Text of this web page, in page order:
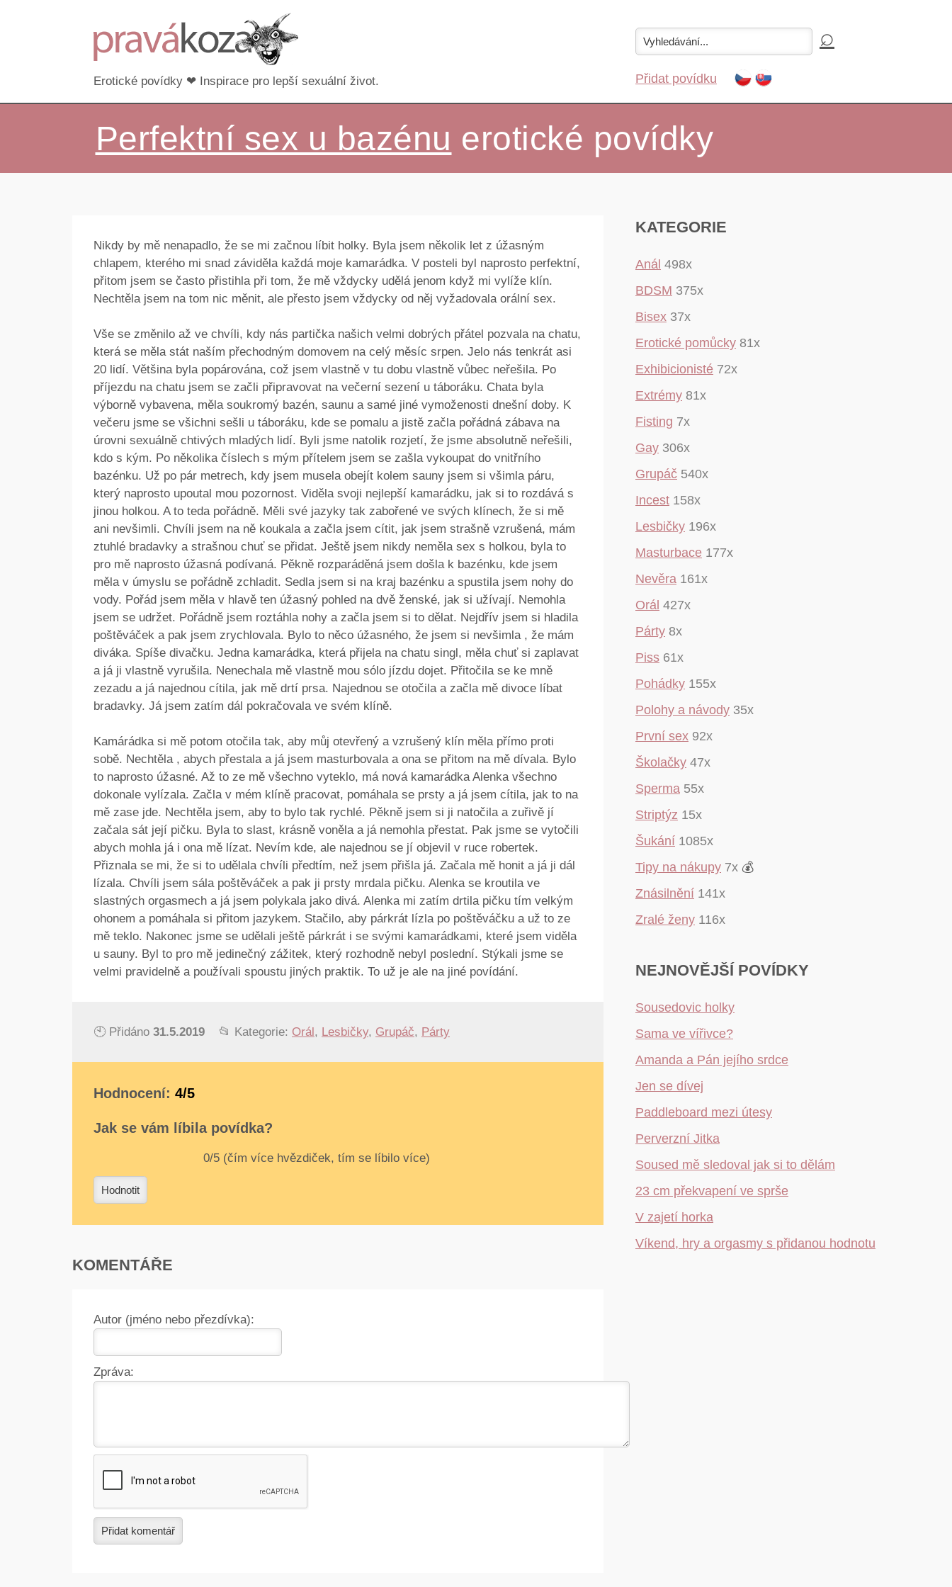
Erotické povídky ❤ Inspirace pro lepší sexuální život. Přidat povídku
Perfektní sex u bazénu erotické povídky
Nikdy by mě nenapadlo, že se mi začnou líbit holky. Byla jsem několik let z úžasným
chlapem, kterého mi snad záviděla každá moje kamarádka. V posteli byl naprosto perfektní,
přitom jsem se často přistihla při tom, že mě vždycky udělá jenom když mi vylíže klín.
Nechtěla jsem na tom nic měnit, ale přesto jsem vždycky od něj vyžadovala orální sex.
Vše se změnilo až ve chvíli, kdy nás partička našich velmi dobrých přátel pozvala na chatu,
která se měla stát naším přechodným domovem na celý měsíc srpen. Jelo nás tenkrát asi
20 lidí. Většina byla popárována, což jsem vlastně v tu dobu vlastně vůbec neřešila. Po
příjezdu na chatu jsem se začli připravovat na večerní sezení u táboráku. Chata byla
výborně vybavena, měla soukromý bazén, saunu a samé jiné vymoženosti dnešní doby. K
večeru jsme se všichni sešli u táboráku, kde se pomalu a jistě začla pořádná zábava na
úrovni sexuálně chtivých mladých lidí. Byli jsme natolik rozjetí, že jsme absolutně neřešili,
kdo s kým. Po několika číslech s mým přítelem jsem se zašla vykoupat do vnitřního
bazénku. Už po pár metrech, kdy jsem musela obejít kolem sauny jsem si všimla páru,
který naprosto upoutal mou pozornost. Viděla svoji nejlepší kamarádku, jak si to rozdává s
jinou holkou. A to teda pořádně. Měli své jazyky tak zabořené ve svých klínech, že si mě
ani nevšimli. Chvíli jsem na ně koukala a začla jsem cítit, jak jsem strašně vzrušená, mám
ztuhlé bradavky a strašnou chuť se přidat. Ještě jsem nikdy neměla sex s holkou, byla to
pro mě naprosto úžasná podívaná. Pěkně rozparáděná jsem došla k bazénku, kde jsem
měla v úmyslu se pořádně zchladit. Sedla jsem si na kraj bazénku a spustila jsem nohy do
vody. Pořád jsem měla v hlavě ten úžasný pohled na dvě ženské, jak si užívají. Nemohla
jsem se udržet. Pořádně jsem roztáhla nohy a začla jsem si to dělat. Nejdřív jsem si hladila
poštěváček a pak jsem zrychlovala. Bylo to něco úžasného, že jsem si nevšimla , že mám
diváka. Spíše divačku. Jedna kamarádka, která přijela na chatu singl, měla chuť si zaplavat
a já ji vlastně vyrušila. Nenechala mě vlastně mou sólo jízdu dojet. Přitočila se ke mně
zezadu a já najednou cítila, jak mě drtí prsa. Najednou se otočila a začla mě divoce líbat
bradavky. Já jsem zatím dál pokračovala ve svém klíně.
Kamárádka si mě potom otočila tak, aby můj otevřený a vzrušený klín měla přímo proti
sobě. Nechtěla , abych přestala a já jsem masturbovala a ona se přitom na mě dívala. Bylo
to naprosto úžasné. Až to ze mě všechno vyteklo, má nová kamarádka Alenka všechno
dokonale vylízala. Začla v mém klíně pracovat, pomáhala se prsty a já jsem cítila, jak to na
mě zase jde. Nechtěla jsem, aby to bylo tak rychlé. Pěkně jsem si ji natočila a zuřivě jí
začala sát její pičku. Byla to slast, krásně voněla a já nemohla přestat. Pak jsme se vytočili
abych mohla já i ona mě lízat. Nevím kde, ale najednou se jí objevil v ruce robertek.
Přiznala se mi, že si to udělala chvíli předtím, než jsem přišla já. Začala mě honit a já ji dál
lízala. Chvíli jsem sála poštěváček a pak ji prsty mrdala pičku. Alenka se kroutila ve
slastných orgasmech a já jsem polykala jako divá. Alenka mi zatím drtila pičku tím velkým
ohonem a pomáhala si přitom jazykem. Stačilo, aby párkrát lízla po poštěváčku a už to ze
mě teklo. Nakonec jsme se udělali ještě párkrát i se svými kamarádkami, které jsem viděla
u sauny. Byl to pro mě jedinečný zážitek, který rozhodně nebyl poslední. Stýkali jsme se
velmi pravidelně a používali spoustu jiných praktik. To už je ale na jiné povídání.
🕙 Přidáno 31.5.2019 📂 Kategorie: Orál, Lesbičky, Grupáč, Párty
Hodnocení: 4/5
Jak se vám líbila povídka?
Hodnotit
KOMENTÁŘE
Autor (jméno nebo přezdívka):
Zpráva:
Přidat komentář
KATEGORIE
Anál 498x
BDSM 375x
Bisex 37x
Erotické pomůcky 81x
Exhibicionisté 72x
Extrémy 81x
Fisting 7x
Gay 306x
Grupáč 540x
Incest 158x
Lesbičky 196x
Masturbace 177x
Nevěra 161x
Orál 427x
Párty 8x
Piss 61x
Pohádky 155x
Polohy a návody 35x
První sex 92x
Školačky 47x
Sperma 55x
Striptýz 15x
Šukání 1085x
Tipy na nákupy 7x 💰
Znásilnění 141x
Zralé ženy 116x
NEJNOVĚJŠÍ POVÍDKY
Sousedovic holky
Sama ve vířivce?
Amanda a Pán jejího srdce
Jen se dívej
Paddleboard mezi útesy
Perverzní Jitka
Soused mě sledoval jak si to dělám
23 cm překvapení ve sprše
V zajetí horka
Víkend, hry a orgasmy s přidanou hodnotu